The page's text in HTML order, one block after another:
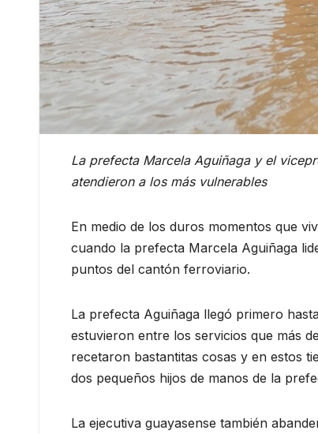
La prefecta Marcela Aguiñaga y el
atendieron a los más vulnerables
En medio de los duros momentos que
cuando la prefecta Marcela Aguiñaga
puntos del cantón ferroviario.
La prefecta Aguiñaga llegó primero
estuvieron entre los servicios que más
recetaron bastantitas cosas y en estos
dos pequeños hijos de manos de la
La ejecutiva guayasense también